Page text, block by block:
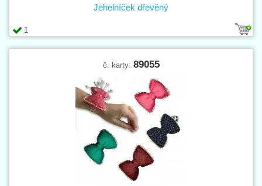
1
Jehelníček dřevěný
č. karty: 89055